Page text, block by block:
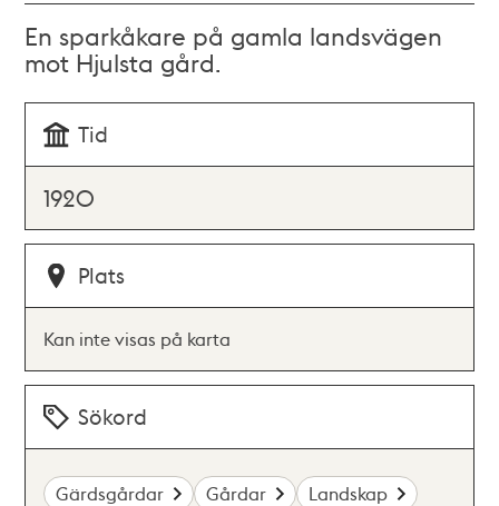
En sparkåkare på gamla landsvägen
mot Hjulsta gård.
Tid
1920
Plats
Kan inte visas på karta
Sökord
Gärdsgårdar Gårdar
Landskap